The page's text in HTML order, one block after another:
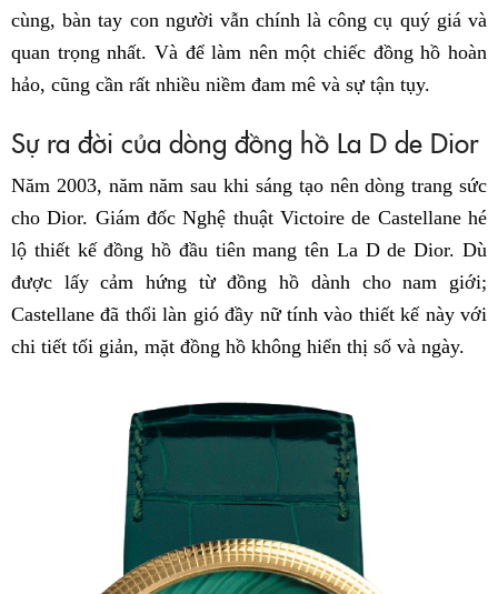
cùng, bàn tay con người vẫn chính là công cụ quý giá và
quan trọng nhất. Và để làm nên một chiếc đồng hồ hoàn
hảo, cũng cần rất nhiều niềm đam mê và sự tận tụy.
Sự ra đời của dòng đồng hồ La D de Dior
Năm 2003, năm năm sau khi sáng tạo nên dòng trang sức
cho Dior. Giám đốc Nghệ thuật Victoire de Castellane hé
lộ thiết kế đồng hồ đầu tiên mang tên La D de Dior. Dù
được lấy cảm hứng từ đồng hồ dành cho nam giới;
Castellane đã thổi làn gió đầy nữ tính vào thiết kế này với
chi tiết tối giản, mặt đồng hồ không hiển thị số và ngày.